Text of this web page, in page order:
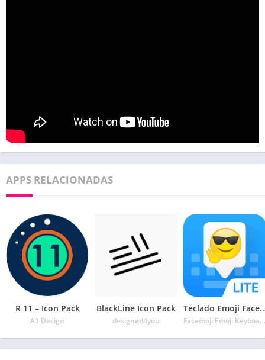
APPS RELACIONADAS
R 11 – Icon Pack
A1 Design
BlackLine Icon Pack
designed4you
Teclado Emoji Facemoji
Facemoji Emoji Keyboard & Keyboard Theme